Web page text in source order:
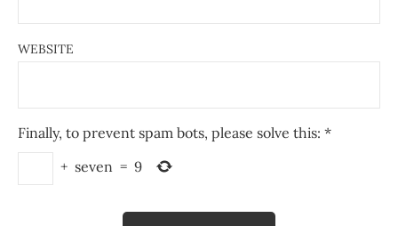
WEBSITE
Finally, to prevent spam bots, please solve this: *
+ seven = 9